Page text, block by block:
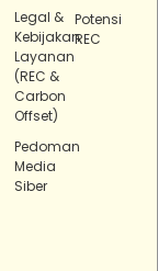
Legal &
Kebijakan
Layanan
(REC &
Carbon
Offset)
Pedoman
Media
Siber
Potensi
REC